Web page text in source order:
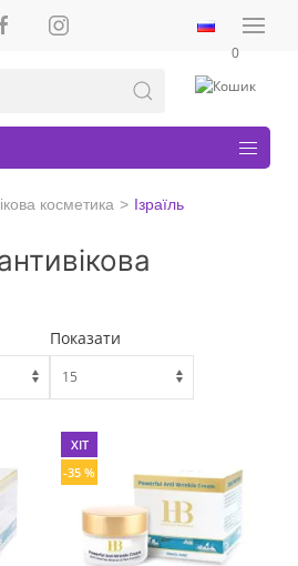
0
косметика Ізраїль
Показати
ХІТ
-35 %